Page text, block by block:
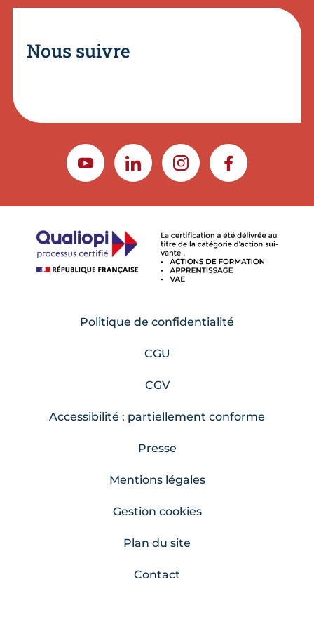
Nous suivre
YOUTUBELINKEDININSTAGRAMFACEBOOK
Politique de confidentialité
CGU
CGV
Accessibilité : partiellement conforme
Presse
Mentions légales
Gestion cookies
Plan du site
Contact